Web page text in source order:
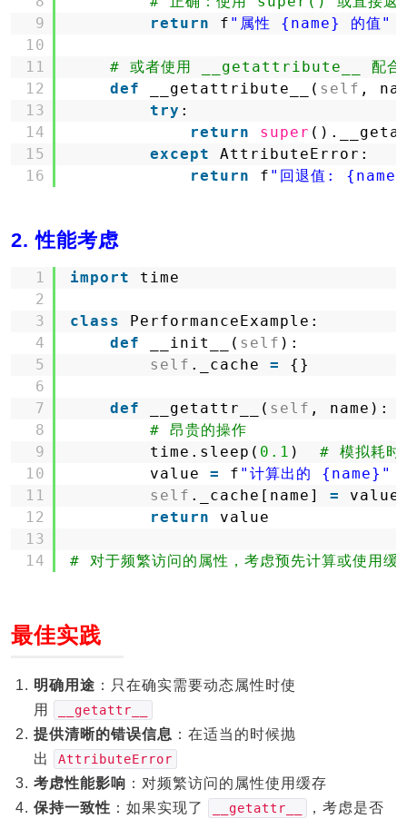
9
10
11
12
13
14
15
16
return
f "属性 {name} 的值"
# 或者使用 __getattribute__ 配
def
__getattribute__( self ,
try :
return
super
except
AttributeError:
return
f "回退值:
2. 性能考虑
1
2
3
4
5
6
7
8
9
10
11
12
13
14
import time
class
PerformanceExample:
def
__init__( self ):
self ._cache = {}
def __getattr__( self , name):
# 昂贵的操作
time.sleep( 0.1 ) # 模拟耗时
value = f "计算出的 {name}"
self ._cache[name] =
value
return
value
# 对于频繁访问的属性，考虑预先计算或使用缓
最佳实践
明确用途 ：只在确实需要动态属性时使
用
__getattr__
提供清晰的错误信息 ：在适当的时候抛
出
AttributeError
考虑性能影响 ：对频繁访问的属性使用缓存
保持一致性 ：如果实现了 __getattr__
，考虑是否